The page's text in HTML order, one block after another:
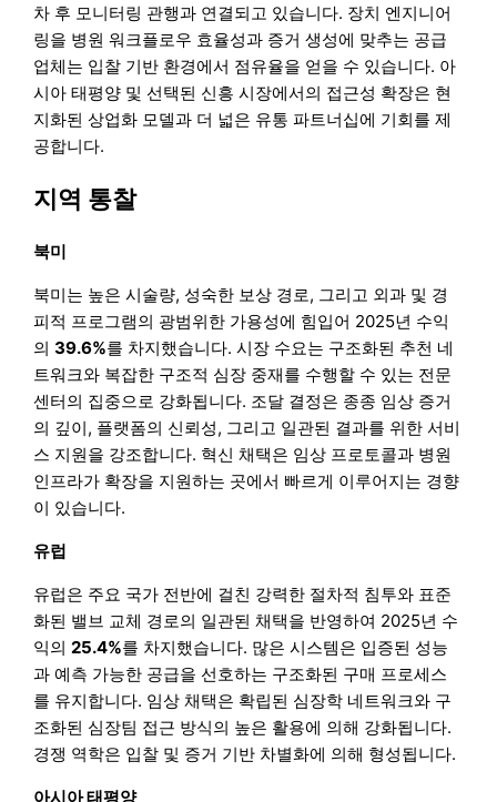
차 후 모니터링 관행과 연결되고 있습니다. 장치 엔지니어
링을 병원 워크플로우 효율성과 증거 생성에 맞추는 공급
업체는 입찰 기반 환경에서 점유율을 얻을 수 있습니다. 아
시아 태평양 및 선택된 신흥 시장에서의 접근성 확장은 현
지화된 상업화 모델과 더 넓은 유통 파트너십에 기회를 제
공합니다.
지역 통찰
북미
북미는 높은 시술량, 성숙한 보상 경로, 그리고 외과 및 경
피적 프로그램의 광범위한 가용성에 힘입어 2025년 수익
의39.6%를 차지했습니다. 시장 수요는 구조화된 추천 네
트워크와 복잡한 구조적 심장 중재를 수행할 수 있는 전문
센터의 집중으로 강화됩니다. 조달 결정은 종종 임상 증거
의 깊이, 플랫폼의 신뢰성, 그리고 일관된 결과를 위한 서비
스 지원을 강조합니다. 혁신 채택은 임상 프로토콜과 병원
인프라가 확장을 지원하는 곳에서 빠르게 이루어지는 경향
이 있습니다.
유럽
유럽은 주요 국가 전반에 걸친 강력한 절차적 침투와 표준
화된 밸브 교체 경로의 일관된 채택을 반영하여 2025년 수
익의25.4%를 차지했습니다. 많은 시스템은 입증된 성능
과 예측 가능한 공급을 선호하는 구조화된 구매 프로세스
를 유지합니다. 임상 채택은 확립된 심장학 네트워크와 구
조화된 심장팀 접근 방식의 높은 활용에 의해 강화됩니다.
경쟁 역학은 입찰 및 증거 기반 차별화에 의해 형성됩니다.
아시아 태평양